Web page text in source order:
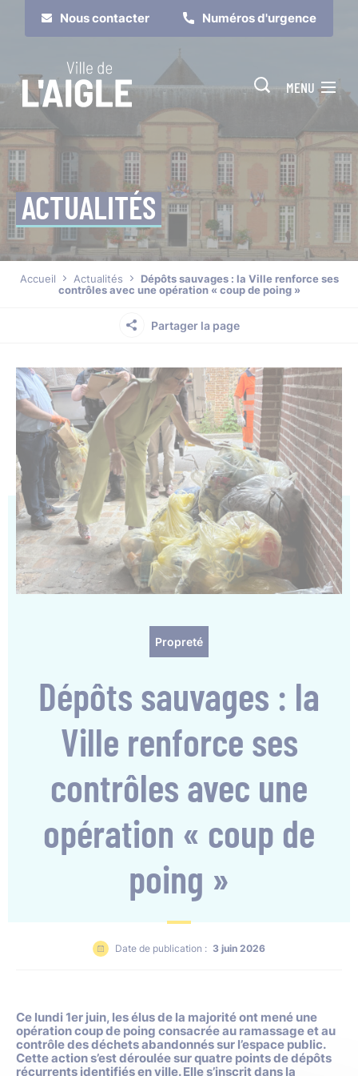
Nous contacter Numéros d'urgence
MENU
ACTUALITÉS
Accueil Actualités
Dépôts sauvages : la Ville renforce ses
contrôles avec une opération « coup de poing »
Partager la page
Propreté
Dépôts sauvages : la
Ville renforce ses
contrôles avec une
opération « coup de
poing »
Date de publication : 3 juin 2026
Ce lundi 1er juin, les élus de la majorité ont mené une
opération coup de poing consacrée au ramassage et au
contrôle des déchets abandonnés sur l’espace public.
Cette action s’est déroulée sur quatre points de dépôts
récurrents identifiés en ville. Elle s’inscrit dans la
Cookies management panel